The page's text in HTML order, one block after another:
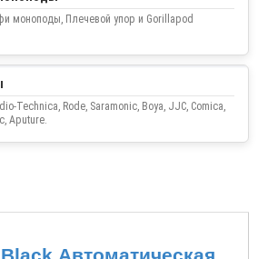
моноподы, Плечевой упор и Gorillapod
Technica, Rode, Saramonic, Boya, JJC, Comica,
Aputure.
Black Автоматическая